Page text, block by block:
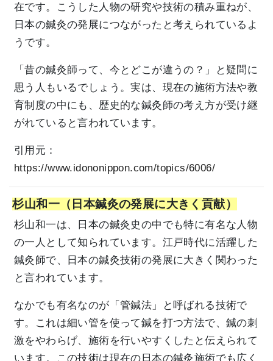
在です。こうした人物の研究や技術の積み重ねが、
日本の鍼灸の発展につながったと考えられているよ
うです。
「昔の鍼灸師って、今とどこが違うの？」と疑問に
思う人もいるでしょう。実は、現在の施術方法や教
育制度の中にも、歴史的な鍼灸師の考え方が受け継
がれていると言われています。
引用元：
https://www.idononippon.com/topics/6006/
杉山和一（日本鍼灸の発展に大きく貢献）
杉山和一は、日本の鍼灸史の中でも特に有名な人物
の一人として知られています。江戸時代に活躍した
鍼灸師で、日本の鍼灸技術の発展に大きく関わった
と言われています。
なかでも有名なのが「管鍼法」と呼ばれる技術で
す。これは細い管を使って鍼を打つ方法で、鍼の刺
激をやわらげ、施術を行いやすくしたと伝えられて
います。この技術は現在の日本の鍼灸施術でも広く